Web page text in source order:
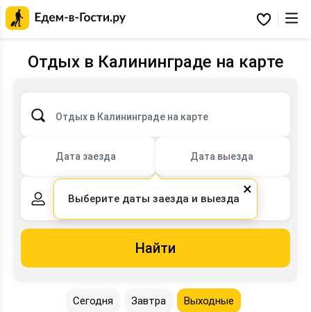
Избранное
Отдых в Калининграде на карте
Отдых в Калининграде на карте
Дата заезда Дата выезда
2 взрослых,0 детей
Найти
Сегодня Завтра Выходные
×
Выберите даты заезда и выезда